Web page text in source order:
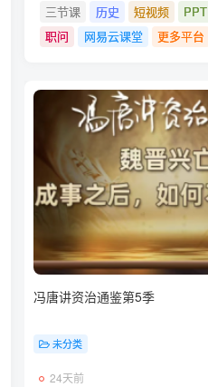
三节课
历史 短视频 PPT
职问
网易云课堂 更多平台
冯唐讲资治通鉴第5季
未分类
24天前